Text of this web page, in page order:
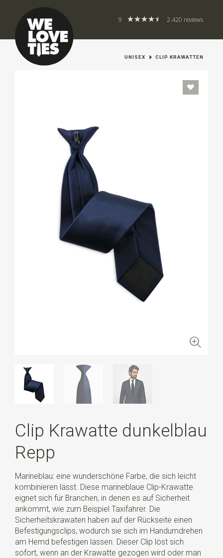
9 2.420 reviews
UNISEX CLIP KRAWATTEN
Clip Krawatte dunkelblau
Repp
Marineblau: eine wunderschöne Farbe, die sich leicht
kombinieren lässt. Diese marineblaue Clip-Krawatte
eignet sich für Branchen, in denen es auf Sicherheit
ankommt, wie zum Beispiel Taxifahrer. Die
Sicherheitskrawaten haben auf der Rückseite einen
Befestigungsclips, wodurch sie sich im Handumdrehen
am Hemd befestigen lassen. Dieser Clip löst sich
sofort, wenn an der Krawatte gezogen wird oder man